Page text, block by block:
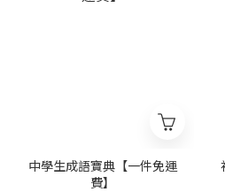
中學生成語寶典【一件免運
費】